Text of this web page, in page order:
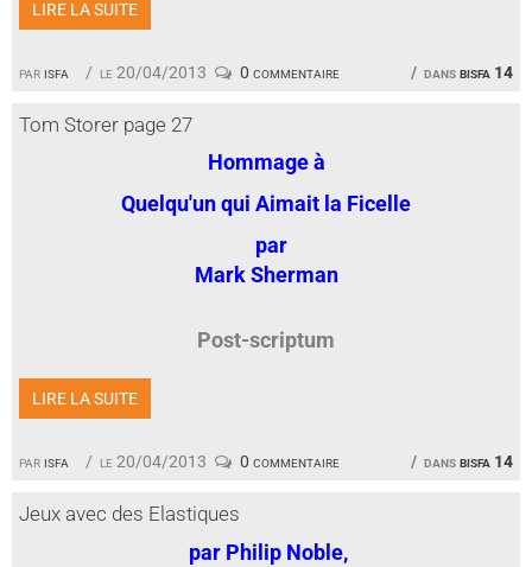
par isfa le 20/04/2013 dansbisfa 14
0 commentaire
LIRE LA SUITE
Tom Storer page 27
par isfa le 20/04/2013 dansbisfa 14
0 commentaire
Hommage à
Quelqu'un qui Aimait la Ficelle
par
Mark Sherman
Post-scriptum
LIRE LA SUITE
Jeux avec des Elastiques
par Philip Noble,